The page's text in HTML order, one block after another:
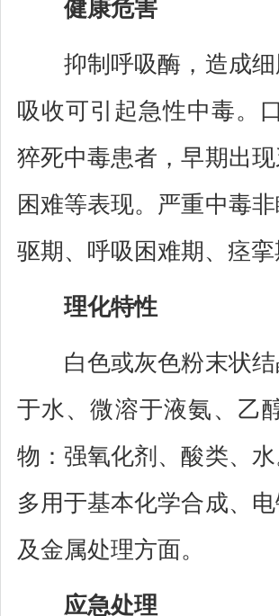
健康危害
抑制呼吸酶，造成细
吸收可引起急性中毒。
猝死中毒患者，早期出
困难等表现。严重中毒
驱期、呼吸困难期、痉
理化特性
白色或灰色粉末状结
于水、微溶于液氨、乙
物：强氧化剂、酸类、
多用于基本化学合成、
及金属处理方面。
应急处理